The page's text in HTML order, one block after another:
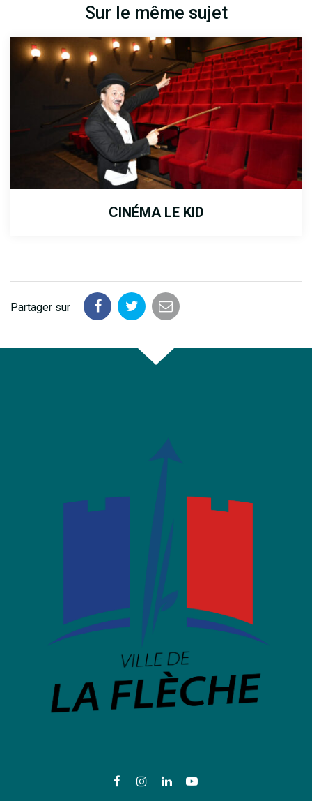
Sur le même sujet
CINÉMA LE KID
Partager sur
Partager
Facebook
Partager
Twitter
Partager
email
Lien
Lien
Lien